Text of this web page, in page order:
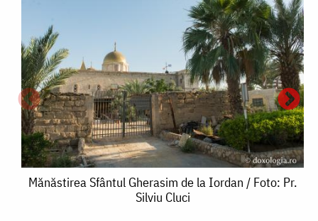
Mănăstirea
Mănăstirea Sfântul Gherasim de la Iordan / Foto: Pr.
Silviu Cluci